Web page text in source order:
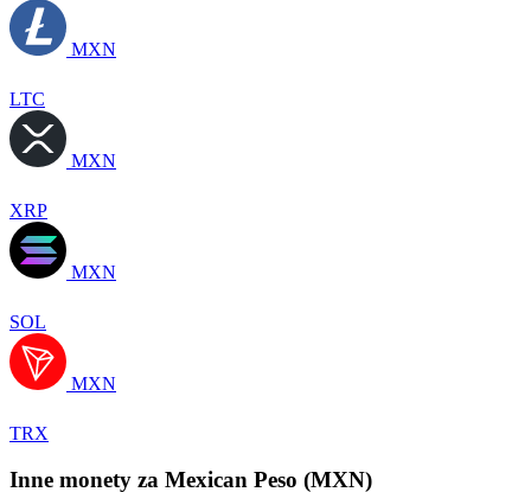
MXN
LTC
MXN
XRP
MXN
SOL
MXN
TRX
Inne monety za Mexican Peso (MXN)